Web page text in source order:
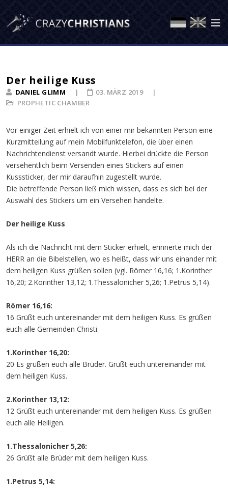
Der heilige Kuss
DANIEL GLIMM
PROPHETIC CHAMBER
03. MÄRZ 2019
Vor einiger Zeit erhielt ich von einer mir bekannten Person eine
Kurzmitteilung auf mein Mobilfunktelefon, die über einen
Nachrichtendienst versandt wurde. Hierbei drückte die Person
versehentlich beim Versenden eines Stickers auf einen
Kusssticker, der mir daraufhin zugestellt wurde.
Die betreffende Person ließ mich wissen, dass es sich bei der
Auswahl des Stickers um ein Versehen handelte.
Der heilige Kuss
Als ich die Nachricht mit dem Sticker erhielt, erinnerte mich der
HERR an die Bibelstellen, wo es heißt, dass wir uns einander mit
dem heiligen Kuss grüßen sollen (vgl. Römer 16,16; 1.Korinther
16,20; 2.Korinther 13,12; 1.Thessalonicher 5,26; 1.Petrus 5,14).
Römer 16,16:
16 Grüßt euch untereinander mit dem heiligen Kuss. Es grüßen
euch alle Gemeinden Christi.
1.Korinther 16,20:
20 Es grüßen euch alle Brüder. Grüßt euch untereinander mit
dem heiligen Kuss.
2.Korinther 13,12:
12 Grüßt euch untereinander mit dem heiligen Kuss. Es grüßen
euch alle Heiligen.
1.Thessalonicher 5,26:
26 Grüßt alle Brüder mit dem heiligen Kuss.
1.Petrus 5,14: